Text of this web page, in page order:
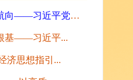
以高度的历史主动把握时代航向——习近平党建...
基——习近平...
济思想指引...